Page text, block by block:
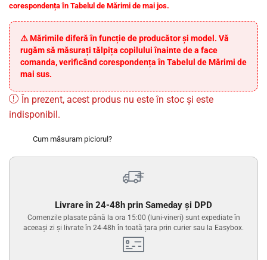
corespondența în Tabelul de Mărimi de mai jos.
⚠️ Mărimile diferă în funcție de producător și model. Vă
rugăm să măsurați tălpița copilului înainte de a face
comanda, verificând corespondența în Tabelul de Mărimi de
mai sus.
În prezent, acest produs nu este în stoc și este
indisponibil.
Cum măsuram piciorul?
Livrare în 24-48h prin Sameday și DPD
Comenzile plasate până la ora 15:00 (luni-vineri) sunt expediate în
aceeași zi și livrate în 24-48h în toată țara prin curier sau la Easybox.